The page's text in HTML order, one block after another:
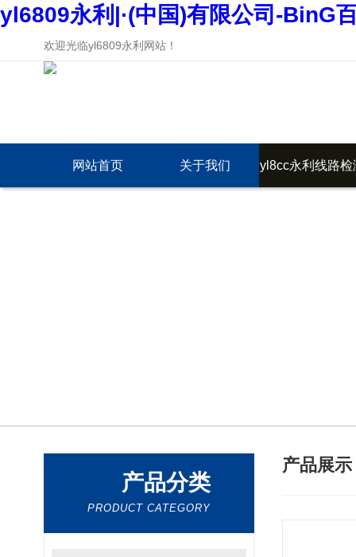
yl6809永利|·(中国)有限公司-BinG
欢迎光临yl6809永利网站！
网站首页 关于我们 yl8cc永利线路检
产品分类
PRODUCT CATEGORY
产品展示